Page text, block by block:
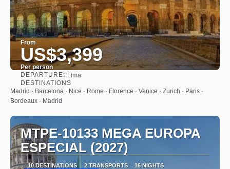
From
US$3,399
Per person
DEPARTURE::Lima
DESTINATIONS
Madrid · Barcelona · Nice · Rome · Florence · Venice · Zurich · Paris ·
Bordeaux · Madrid
MTPE-10133 MEGA EUROPA
ESPECIAL (2027)
10 DESTINATIONS 2 TRANSPORTS 16 NIGHTS